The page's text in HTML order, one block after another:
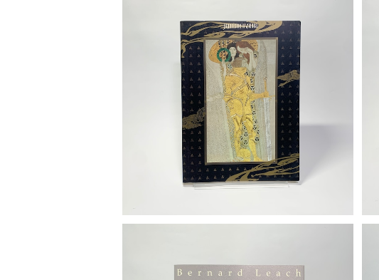
「ウィーンのジャポニスム」展図録
¥1,000